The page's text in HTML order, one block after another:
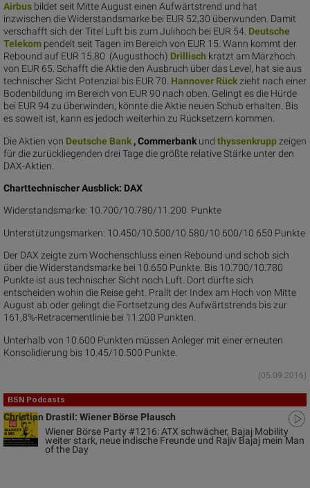
Airbus bildet seit Mitte August einen Aufwärtstrend und hat
inzwischen die Widerstandsmarke bei EUR 52,30 überwunden. Damit
verschafft sich der Titel Luft bis zum Julihoch bei EUR 54. Deutsche
Telekom pendelt seit Tagen im Bereich von EUR 15. Wann kommt der
Rebound auf EUR 15,80 (Augusthoch) Drillisch kratzt am Märzhoch
von EUR 65. Schafft die Aktie den Ausbruch über das Level, hat sie aus
technischer Sicht Potenzial bis EUR 70. Hannover Rückzieht nach einer
Bodenbildung im Bereich von EUR 90 nach oben. Gelingt es die Hürde
bei EUR 94 zu überwinden, könnte die Aktie neuen Schub erhalten. Bis
es soweit ist, kann es jedoch weiterhin zu Rücksetzern kommen.
Die Aktien von Deutsche Bank , Commerbank und thyssenkrupp zeigen
für die zurückliegenden drei Tage die größte relative Stärke unter den
DAX-Aktien.
Charttechnischer Ausblick: DAX
Widerstandsmarke: 10.700/10.780/11.200 Punkte
Unterstützungsmarken: 10.450/10.500/10.580/10.600/10.650 Punkte
Der DAX zeigte zum Wochenschluss einen Rebound und schob sich
über die Widerstandsmarke bei 10.650 Punkte. Bis 10.700/10.780
Punkte ist aus technischer Sicht noch Luft. Dort dürfte sich
entscheiden wohin die Reise geht. Prallt der Index am Hoch von Mitte
August ab oder gelingt die Fortsetzung des Aufwärtstrends bis zur
161,8%-Retracementlinie bei 11.200 Punkten.
Unterhalb von 10.600 Punkten müssen Anleger mit einer erneuten
Konsolidierung bis 10.45/10.500 Punkte.
(05.09.2016)
BSN Podcasts
Christian Drastil: Wiener Börse Plausch
Wiener Börse Party #1216: ATX schwächer, Bajaj Mobility
weiter stark, neue indische Freunde und Rajiv Bajaj mein Man
of the Day